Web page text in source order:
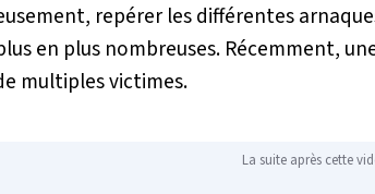
repérer les différentes
en plus nombreuses. Récemment,
multiples victimes.
La suite après cette